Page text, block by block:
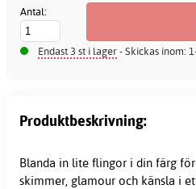
Antal:
Endast 3 st i lager- Skickas inom:
Produktbeskrivning:
Blanda in lite flingor i din färg
skimmer, glamour och känsla i